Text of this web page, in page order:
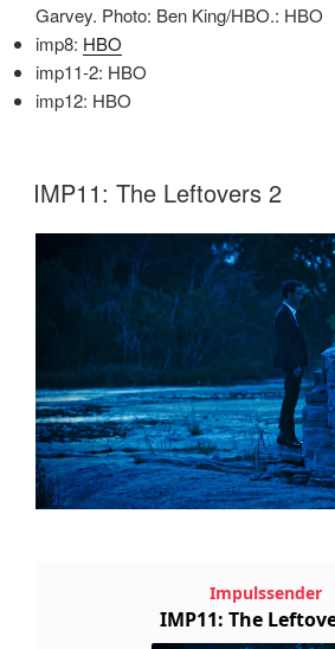
Garvey. Photo: Ben King/HBO.: HBO
imp8: HBO
imp11-2: HBO
imp12: HBO
IMP11: The Leftovers 2